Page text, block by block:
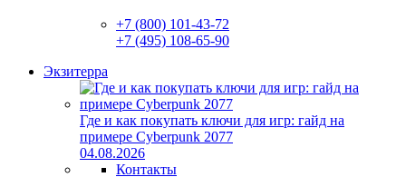
+7 (800) 101-43-72
+7 (495) 108-65-90
Экзитерра
Где и как покупать ключи для игр: гайд на
примере Cyberpunk 2077
04.08.2026
Контакты